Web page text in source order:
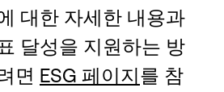
대한 자세한 내용과
달성을 지원하는 방
면 ESG 페이지를 참